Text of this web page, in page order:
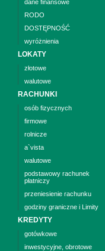
dane finansowe
RODO
DOSTĘPNOŚĆ
wyróżnienia
LOKATY
złotowe
walutowe
RACHUNKI
osób fizycznych
firmowe
rolnicze
a`vista
walutowe
podstawowy rachunek
płatniczy
przeniesienie rachunku
godziny graniczne i Limity
KREDYTY
gotówkowe
inwestycyjne, obrotowe